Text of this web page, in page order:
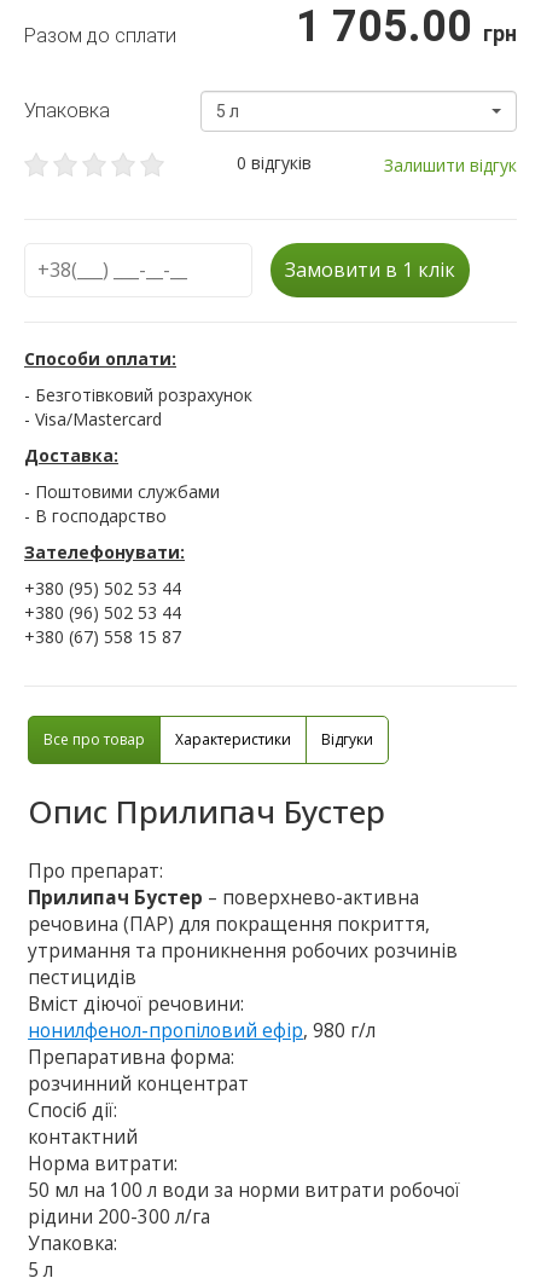
Разом до сплати 1 705.00 грн
Упаковка 5 л
0 відгуків Залишити відгук
Замовити в 1 клік
Способи оплати:
- Безготівковий розрахунок
- Visa/Mastercard
Доставка:
- Поштовими службами
- В господарство
Зателефонувати:
+380 (95) 502 53 44
+380 (96) 502 53 44
+380 (67) 558 15 87
Все про товар Характеристики Відгуки
Опис Прилипач Бустер
Про препарат:
Прилипач Бустер – поверхнево-активна
речовина (ПАР) для покращення покриття,
утримання та проникнення робочих розчинів
пестицидів
Вміст діючої речовини:
нонилфенол-пропіловий ефір, 980 г/л
Препаративна форма:
розчинний концентрат
Спосіб дії:
контактний
Норма витрати:
50 мл на 100 л води за норми витрати робочої
рідини 200-300 л/га
Упаковка:
5 л